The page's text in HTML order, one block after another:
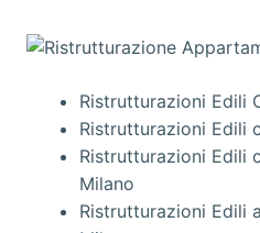
Ristrutturazioni Edili
Ristrutturazioni Edili
Ristrutturazioni Edili
Milano
Ristrutturazioni Edili